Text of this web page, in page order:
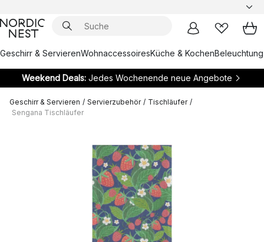
Geschirr & ServierenWohnaccessoiresKüche & KochenBeleuchtung
Weekend Deals:Jedes Wochenende neue Angebote
Geschirr & Servieren / Servierzubehör / Tischläufer /
Sengana Tischläufer